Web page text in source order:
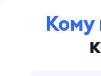
Кому